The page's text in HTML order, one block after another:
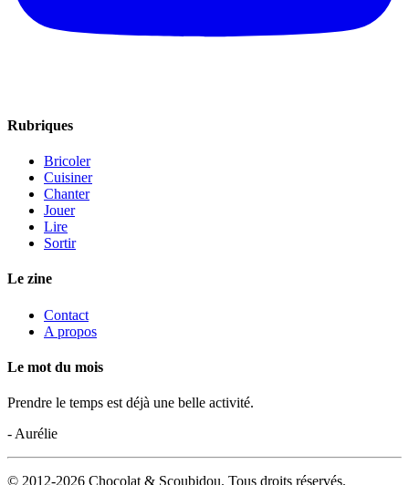
Rubriques
Bricoler
Cuisiner
Chanter
Jouer
Lire
Sortir
Le zine
Contact
A propos
Le mot du mois
Prendre le temps est déjà une belle activité.
- Aurélie
© 2012-2026 Chocolat & Scoubidou. Tous droits réservés.